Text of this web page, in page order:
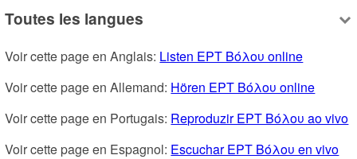
Toutes les langues
Voir cette page en Anglais: Listen ΕΡΤ Βόλου online
Voir cette page en Allemand: Hören ΕΡΤ Βόλου online
Voir cette page en Portugais: Reproduzir ΕΡΤ Βόλου ao vivo
Voir cette page en Espagnol: Escuchar ΕΡΤ Βόλου en vivo